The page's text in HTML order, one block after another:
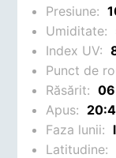
Presiune:
Umiditate:
Index UV:
Punct de
Răsărit:
Apus:
Faza lunii:
Latitudine: